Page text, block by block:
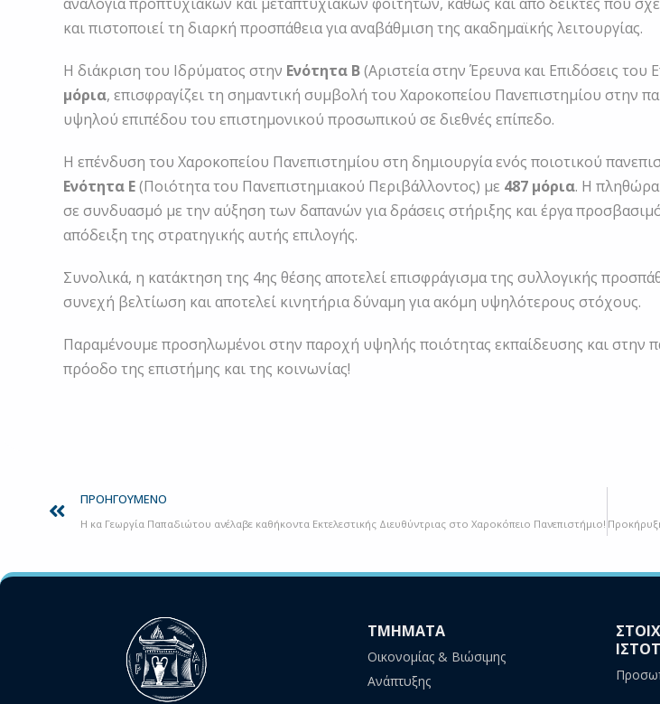
και πιστοποιεί τη διαρκή προσπάθεια για αναβάθμιση της ακαδημαϊκής λειτουργίας.
Η διάκριση του Ιδρύματος στην Ενότητα Β(Αριστεία στην Έρευνα και Επιδόσεις
μόρια, επισφραγίζει τη σημαντική συμβολή του Χαροκοπείου Πανεπιστημίου στην
υψηλού επιπέδου του επιστημονικού προσωπικού σε διεθνές επίπεδο.
Η επένδυση του Χαροκοπείου Πανεπιστημίου στη δημιουργία ενός ποιοτικού
Ενότητα Ε(Ποιότητα του Πανεπιστημιακού Περιβάλλοντος) με 487 μόρια. Η πληθώρα
σε συνδυασμό με την αύξηση των δαπανών για δράσεις στήριξης και έργα
απόδειξη της στρατηγικής αυτής επιλογής.
Συνολικά, η κατάκτηση της 4ης θέσης αποτελεί επισφράγισμα της συλλογικής
συνεχή βελτίωση και αποτελεί κινητήρια δύναμη για ακόμη υψηλότερους στόχους.
Παραμένουμε προσηλωμένοι στην παροχή υψηλής ποιότητας εκπαίδευσης και στην
πρόοδο της επιστήμης και της κοινωνίας!
ΠΡΟΗΓΟΎΜΕΝΟ
Η κα Γεωργία Παπαδιώτου ανέλαβε καθήκοντα Εκτελεστικής Διευθύντριας στο Χαροκόπειο Πανεπιστήμιο!
ΤΜΗΜΑΤΑ
Οικονομίας & Βιώσιμης
Ανάπτυξης